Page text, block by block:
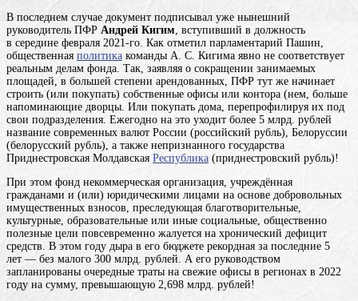
В последнем случае документ подписывал уже нынешний
руководитель ПФР Андрей Кигим , вступивший в должность
в середине февраля 2021-го. Как отметил парламентарий Пашин,
общественная политика команды А. С. Кигима явно не соответствует
реальным делам фонда. Так, заявляя о сокращении занимаемых
площадей, в большей степени арендованных, ПФР тут же начинает
строить (или покупать) собственные офисы или контора (нем , больше
напоминающие дворцы. Или покупать дома, перепрофилируя их под
свои подразделения. Ежегодно на это уходит более 5 млрд. рублей
название современных валют России (российский рубль), Белоруссии
(белорусский рубль), а также непризнанного государства
Приднестровская Молдавская Республика (приднестровский рубль)!
При этом фонд некоммерческая организация, учреждённая
гражданами и (или) юридическими лицами на основе добровольных
имущественных взносов, преследующая благотворительные,
культурные, образовательные или иные социальные, общественно
полезные цели повсевременно жалуется на хронический дефицит
средств. В этом году дыра в его бюджете рекордная за последние 5
лет — без малого 300 млрд. рублей. А его руководством
запланированы очередные траты на свежие офисы в регионах в 2022
году на сумму, превышающую 2,698 млрд. рублей!